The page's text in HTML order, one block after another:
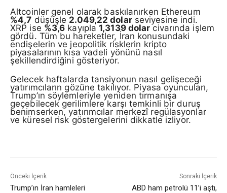
Altcoinler genel olarak baskılanırken Ethereum
%4,7 düşüşle 2.049,22 dolarseviyesine indi.
XRP ise %3,6 kayıpla1,3139 dolarcivarında işlem
gördü. Tüm bu hareketler, İran konusundaki
endişelerin ve jeopolitik risklerin kripto
piyasalarının kısa vadeli yönünü nasıl
şekillendirdiğini gösteriyor.
Gelecek haftalarda tansiyonun nasıl gelişeceği
yatırımcıların gözüne takılıyor. Piyasa oyuncuları,
Trump’ın söylemleriyle yeniden tırmanışa
geçebilecek gerilimlere karşı temkinli bir duruş
benimserken, yatırımcılar merkezî regülasyonlar
ve küresel risk göstergelerini dikkatle izliyor.
Önceki İçerik
Trump’ın İran hamleleri
Sonraki İçerik
ABD ham petrolü 11’i aştı,